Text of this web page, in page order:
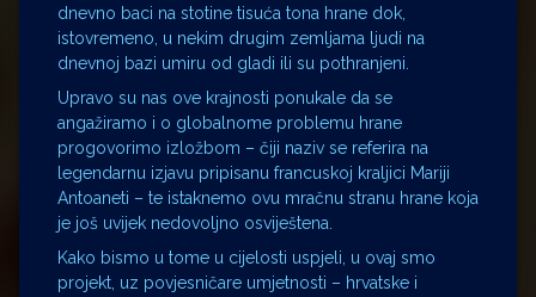
dnevno baci na stotine tisuća tona hrane dok,
istovremeno, u nekim drugim zemljama ljudi na
dnevnoj bazi umiru od gladi ili su pothranjeni.
Upravo su nas ove krajnosti ponukale da se
angažiramo i o globalnome problemu hrane
progovorimo izložbom – čiji naziv se referira na
legendarnu izjavu pripisanu francuskoj kraljici Mariji
Antoaneti – te istaknemo ovu mračnu stranu hrane koja
je još uvijek nedovoljno osviještena.
Kako bismo u tome u cijelosti uspjeli, u ovaj smo
projekt, uz povjesničare umjetnosti – hrvatske i